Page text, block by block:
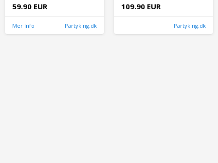
59.90 EUR
Mer Info Partyking.dk
109.90 EUR
Partyking.dk